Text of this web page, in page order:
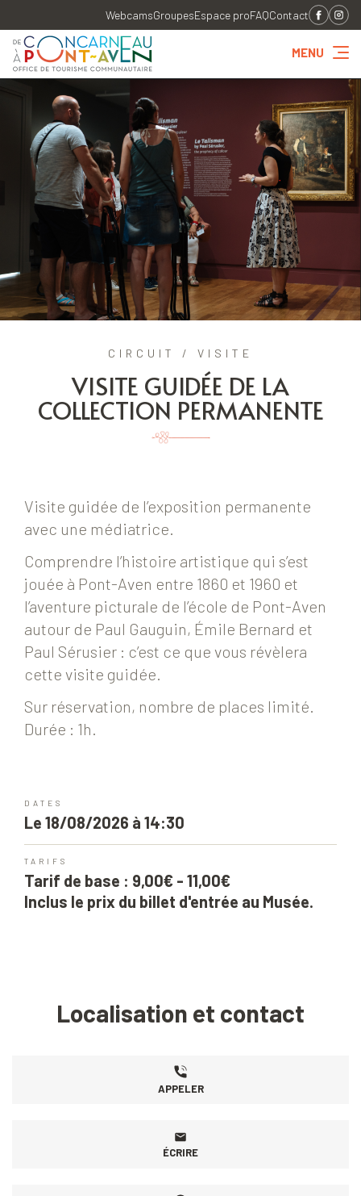
WebcamsGroupesEspace proFAQContact
MENU
CIRCUIT / VISITE
VISITE GUIDÉE DE LA
COLLECTION PERMANENTE
Visite guidée de l’exposition permanente
avec une médiatrice.
Comprendre l’histoire artistique qui s’est
jouée à Pont-Aven entre 1860 et 1960 et
l’aventure picturale de l’école de Pont-Aven
autour de Paul Gauguin, Émile Bernard et
Paul Sérusier : c’est ce que vous révèlera
cette visite guidée.
Sur réservation, nombre de places limité.
Durée : 1h.
DATES
Le 18/08/2026 à 14:30
TARIFS
Tarif de base : 9,00€ - 11,00€
Inclus le prix du billet d'entrée au Musée.
Localisation et contact
APPELER
ÉCRIRE